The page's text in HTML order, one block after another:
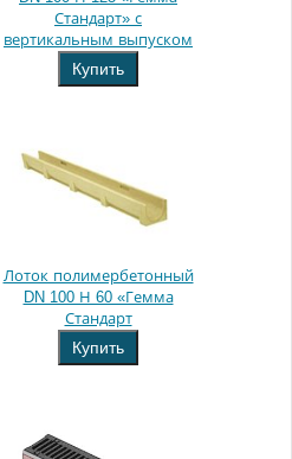
Стандарт» с
вертикальным выпуском
Купить
Лоток полимербетонный
DN 100 Н 60 «Гемма
Стандарт
Купить